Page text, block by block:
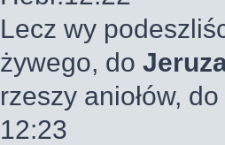
Lecz wy
żywego, do
rzeszy aniołów,
12:23